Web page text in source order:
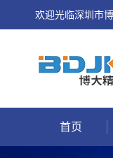
欢迎光临深圳市
首页